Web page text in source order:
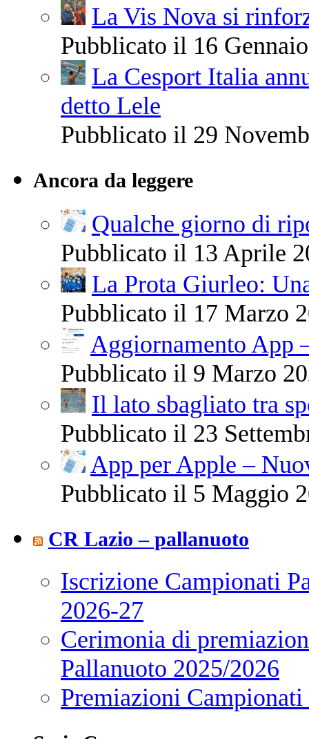
La Vis Nova si
Pubblicato il 16
La Cesport Italia
detto Lele
Pubblicato il 29
Ancora da leggere
Qualche giorno di
Pubblicato il 13 Aprile
La Prota Giurleo:
Pubblicato il 17 Marzo
Aggiornamento App
Pubblicato il 9 Marzo
Il lato sbagliato tra
Pubblicato il 23
App per Apple –
Pubblicato il 5 Maggio
CR Lazio – pallanuoto
Iscrizione Campionati
2026-27
Cerimonia di
Pallanuoto 2025/2026
Premiazioni